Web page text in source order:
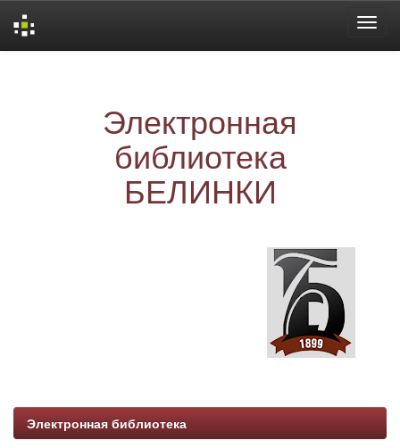
Электронная
библиотека
БЕЛИНКИ
Электронная библиотека